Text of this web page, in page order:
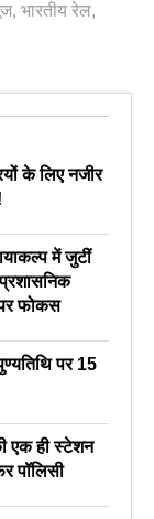
, भारतीय रेल,
के लिए नजीर
में जुटीं
पर फोकस
पर 15
एक ही स्टेशन
पॉलिसी